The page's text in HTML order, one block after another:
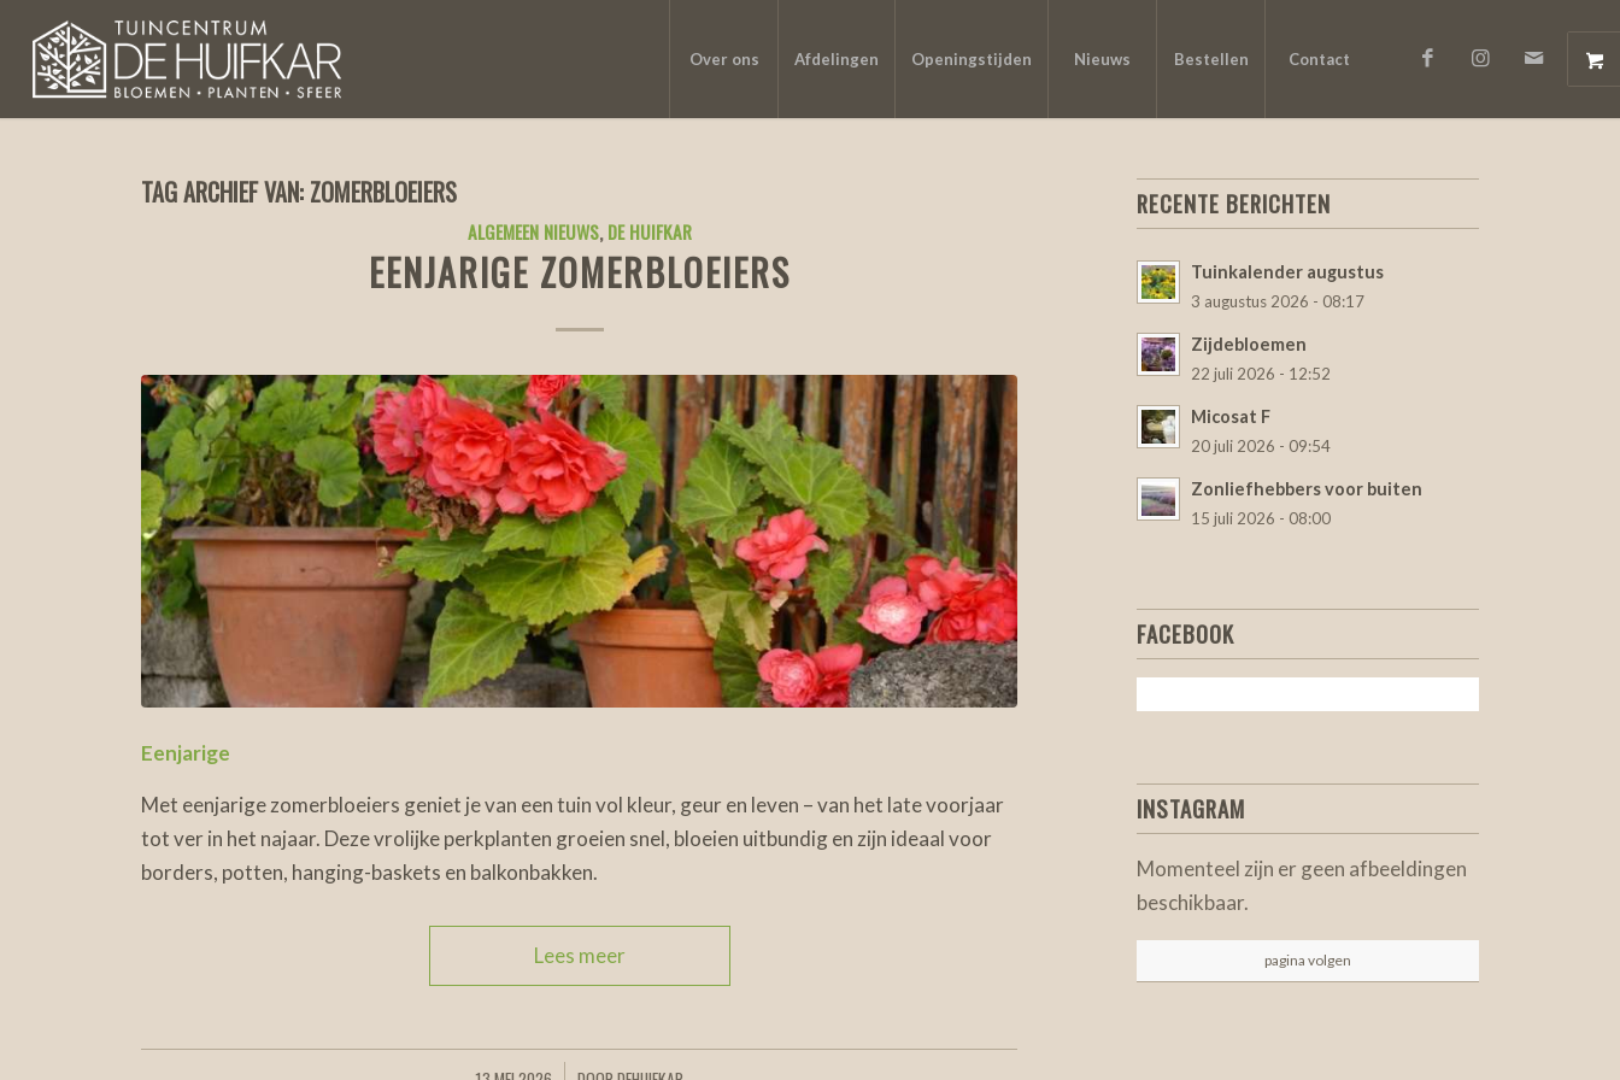
Over ons Afdelingen Openingstijden Nieuws Bestellen Contact
TAG ARCHIEF VAN: ZOMERBLOEIERS
ALGEMEEN NIEUWS,DE HUIFKAR
EENJARIGE ZOMERBLOEIERS
Eenjarige
Met eenjarige zomerbloeiers geniet je van een tuin vol kleur, geur en leven – van het late voorjaar
tot ver in het najaar. Deze vrolijke perkplanten groeien snel, bloeien uitbundig en zijn ideaal voor
borders, potten, hanging-baskets en balkonbakken.
Lees meer
RECENTE BERICHTEN
Tuinkalender augustus
3 augustus 2026 - 08:17
Zijdebloemen
22 juli 2026 - 12:52
Micosat F
20 juli 2026 - 09:54
Zonliefhebbers voor buiten
15 juli 2026 - 08:00
FACEBOOK
INSTAGRAM
Momenteel zijn er geen afbeeldingen
beschikbaar.
pagina volgen